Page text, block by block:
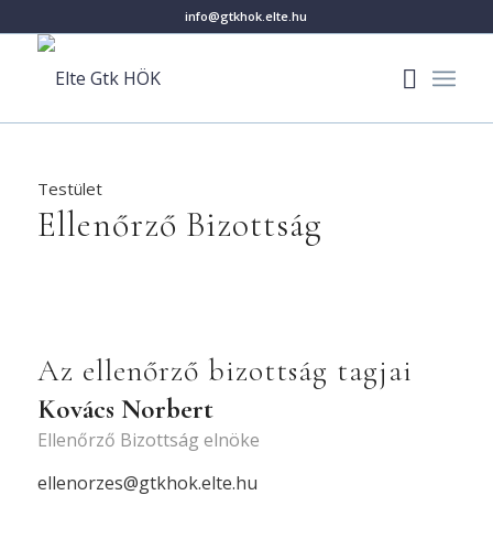
info@gtkhok.elte.hu
Testület
Ellenőrző Bizottság
Az ellenőrző bizottság tagjai
Kovács Norbert
Ellenőrző Bizottság elnöke
ellenorzes@gtkhok.elte.hu